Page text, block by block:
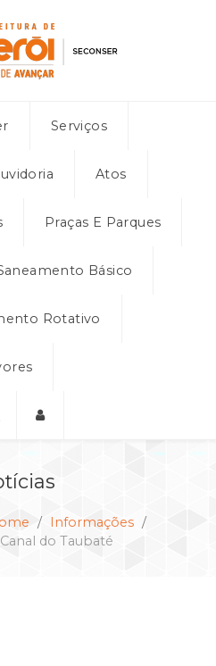
Serviços
Atos
Praças E Parques
Básico
Rotativo
Informações
do Taubaté